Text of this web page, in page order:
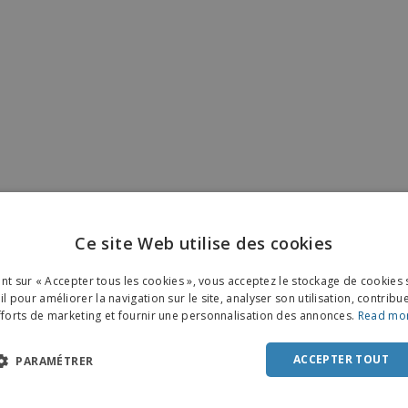
Ce site Web utilise des cookies
sur « Accepter tous les cookies », vous acceptez le stockage de cookies
pour améliorer la navigation sur le site, analyser son utilisation,
de marketing et fournir une personnalisation des annonces. Read
ACCEPTER TOUT
PARAMÉTRER